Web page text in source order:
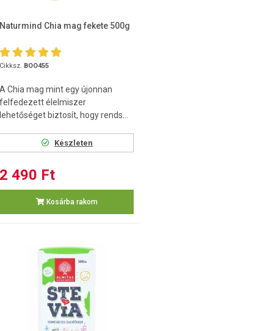
Naturmind Chia mag fekete 500g
Cikksz. BOO455
A Chia mag mint egy újonnan
felfedezett élelmiszer
lehetőséget biztosít, hogy rends...
Készleten
2 490 Ft
Kosárba rakom